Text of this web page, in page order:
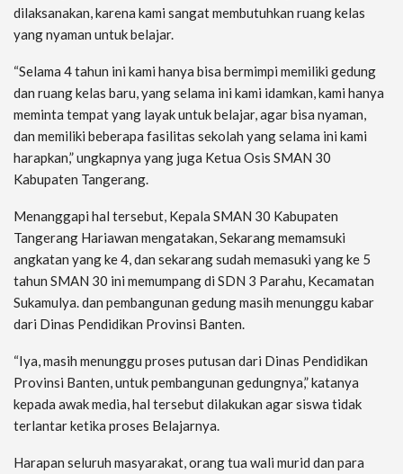
dilaksanakan, karena kami sangat membutuhkan ruang kelas
yang nyaman untuk belajar.
“Selama 4 tahun ini kami hanya bisa bermimpi memiliki gedung
dan ruang kelas baru, yang selama ini kami idamkan, kami hanya
meminta tempat yang layak untuk belajar, agar bisa nyaman,
dan memiliki beberapa fasilitas sekolah yang selama ini kami
harapkan,” ungkapnya yang juga Ketua Osis SMAN 30
Kabupaten Tangerang.
Menanggapi hal tersebut, Kepala SMAN 30 Kabupaten
Tangerang Hariawan mengatakan, Sekarang memamsuki
angkatan yang ke 4, dan sekarang sudah memasuki yang ke 5
tahun SMAN 30 ini memumpang di SDN 3 Parahu, Kecamatan
Sukamulya. dan pembangunan gedung masih menunggu kabar
dari Dinas Pendidikan Provinsi Banten.
“Iya, masih menunggu proses putusan dari Dinas Pendidikan
Provinsi Banten, untuk pembangunan gedungnya,” katanya
kepada awak media, hal tersebut dilakukan agar siswa tidak
terlantar ketika proses Belajarnya.
Harapan seluruh masyarakat, orang tua wali murid dan para